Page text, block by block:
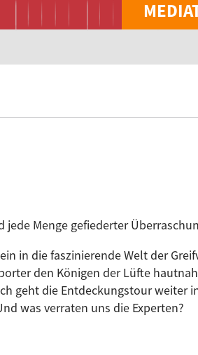
Menge gefiederter
in die faszinierende Welt der
den Königen der Lüfte
geht die Entdeckungstour weiter
was verraten uns die Experten?